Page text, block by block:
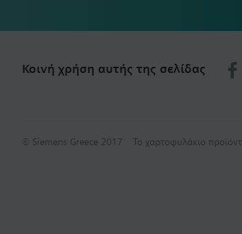
Κοινή χρήση αυτής της σελίδας
© Siemens Greece 2017 Το χαρτοφυλάκιο